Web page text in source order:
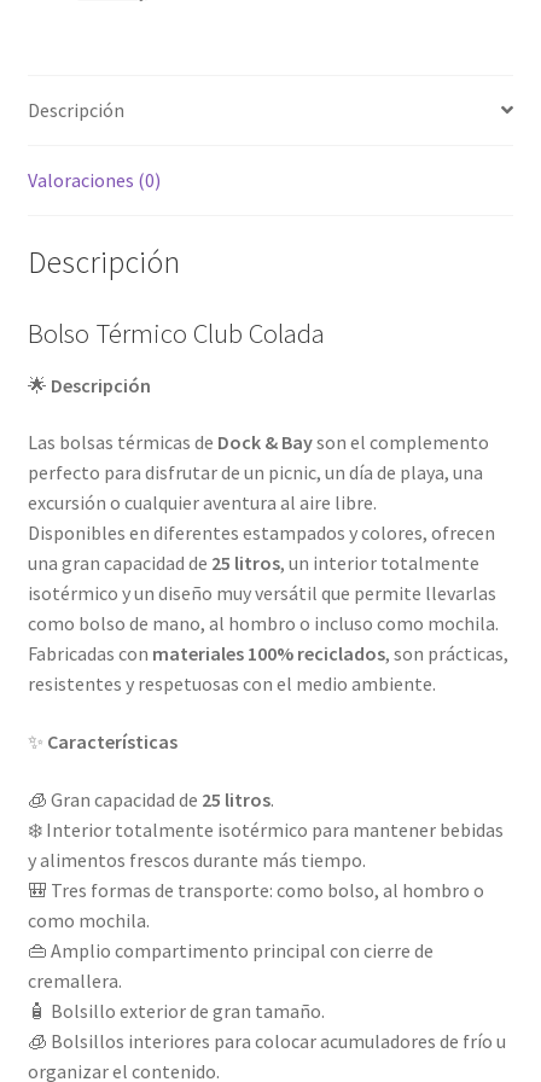
Descripción
Valoraciones (0)
Descripción
Bolso Térmico Club Colada
🌟 Descripción
Las bolsas térmicas de Dock & Bayson el complemento
perfecto para disfrutar de un picnic, un día de playa, una
excursión o cualquier aventura al aire libre.
Disponibles en diferentes estampados y colores, ofrecen
una gran capacidad de 25 litros, un interior totalmente
isotérmico y un diseño muy versátil que permite llevarlas
como bolso de mano, al hombro o incluso como mochila.
Fabricadas con materiales 100% reciclados, son prácticas,
resistentes y respetuosas con el medio ambiente.
✨ Características
🧊 Gran capacidad de 25 litros.
❄️ Interior totalmente isotérmico para mantener bebidas
y alimentos frescos durante más tiempo.
🎒 Tres formas de transporte: como bolso, al hombro o
como mochila.
👜 Amplio compartimento principal con cierre de
cremallera.
🧴 Bolsillo exterior de gran tamaño.
🧊 Bolsillos interiores para colocar acumuladores de frío u
organizar el contenido.